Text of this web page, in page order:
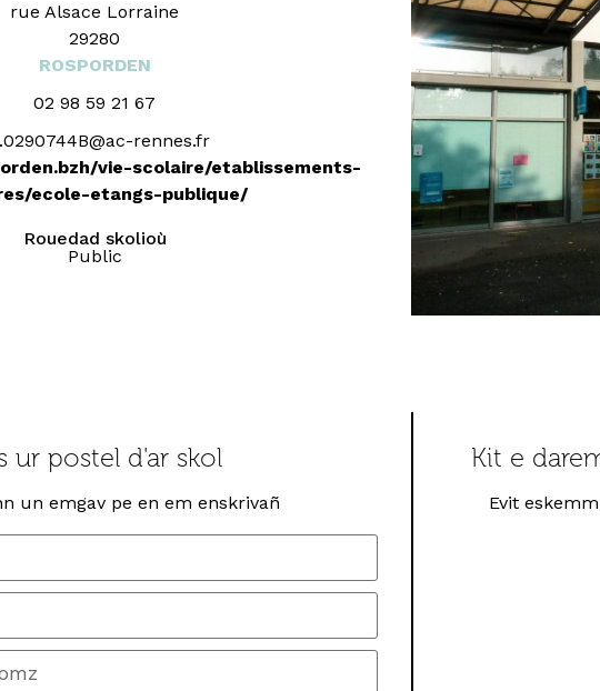
rue Alsace Lorraine
29280
ROSPORDEN
02 98 59 21 67
rennes.fr
vie-scolaire/etablissements-
ecole-etangs-publique/
Rouedad skolioù
Public
ur postel d'ar skol
un emgav pe en em enskrivañ
Kit e
Evit